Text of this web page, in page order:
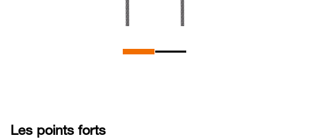
Les points forts